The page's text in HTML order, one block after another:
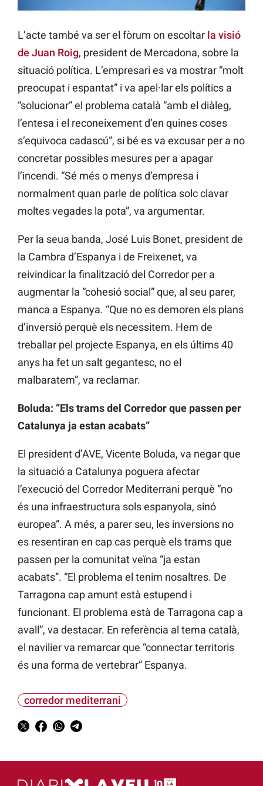
L’acte també va ser el fòrum on escoltar la visió
de Juan Roig, president de Mercadona, sobre la
situació política. L’empresari es va mostrar “molt
preocupat i espantat” i va apel·lar els polítics a
“solucionar” el problema català “amb el diàleg,
l’entesa i el reconeixement d’en quines coses
s’equivoca cadascú”, si bé es va excusar per a no
concretar possibles mesures per a apagar
l’incendi. “Sé més o menys d’empresa i
normalment quan parle de política solc clavar
moltes vegades la pota”, va argumentar.
Per la seua banda, José Luis Bonet, president de
la Cambra d’Espanya i de Freixenet, va
reivindicar la finalització del Corredor per a
augmentar la “cohesió social” que, al seu parer,
manca a Espanya. “Que no es demoren els plans
d’inversió perquè els necessitem. Hem de
treballar pel projecte Espanya, en els últims 40
anys ha fet un salt gegantesc, no el
malbaratem”, va reclamar.
Boluda: “Els trams del Corredor que passen per
Catalunya ja estan acabats”
El president d’AVE, Vicente Boluda, va negar que
la situació a Catalunya poguera afectar
l’execució del Corredor Mediterrani perquè “no
és una infraestructura sols espanyola, sinó
europea”. A més, a parer seu, les inversions no
es resentiran en cap cas perquè els trams que
passen per la comunitat veïna “ja estan
acabats”. “El problema el tenim nosaltres. De
Tarragona cap amunt està estupend i
funcionant. El problema està de Tarragona cap a
avall”, va destacar. En referència al tema català,
el navilier va remarcar que “connectar territoris
és una forma de vertebrar” Espanya.
corredor mediterrani